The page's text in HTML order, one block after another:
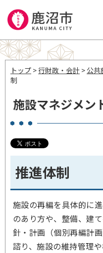
トップ >行財政・会計 > 公共
制
施設マネジメン
推進体制
施設の再編を具体的に
のあり方や、整備、建
針・計画（個別再編計
諮り、施設の維持管理